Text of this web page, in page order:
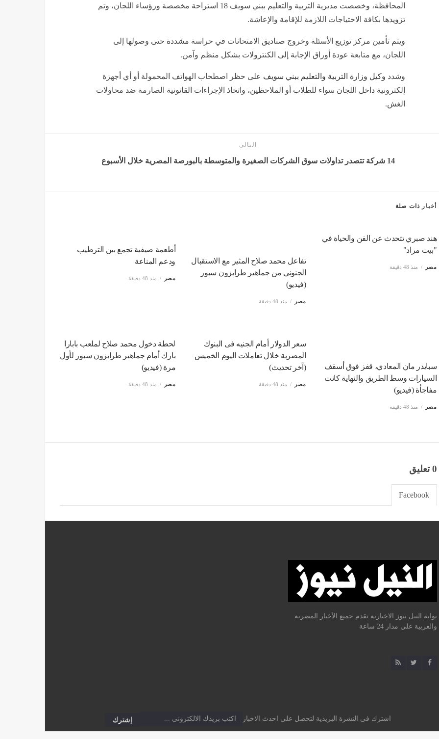
المحافظة، وخصصت مديرية التربية والتعليم ببني سويف 18 استراحة مخصصة ورؤساء اللجان، وتم
تزويدها بكافة الاحتياجات اللازمة للإقامة والإعاشة.
ويتم تأمين مركز توزيع الأسئلة وخروج صناديق الامتحانات في حراسة مشددة حتى وصولها إلى
اللجان، مع متابعة عودة أوراق الإجابة إلى الكنترولات بشكل منظم وآمن.
وشدد وكيل وزارة التربية والتعليم ببني سويف على حظر اصطحاب الهواتف المحمولة أو أي أجهزة
إلكترونية داخل اللجان سواء للطلاب أو الملاحظين، واتخاذ الإجراءات القانونية الصارمة ضد محاولات
الغش.
التالى
14 شركة تتصدر تداولات سوق الشركات الصغيرة والمتوسطة بالبورصة المصرية خلال الأسبوع
أخبار ذات صلة
هند صبري تتحدث عن الفن والحياة في
"بيت مراد"
مصر منذ 48 دقيقة
تفاعل محمد صلاح المثير مع الاستقبال
الجنوني من جماهير طرابزون سبور
(فيديو)
مصر منذ 48 دقيقة
أطعمة صيفية تجمع بين الترطيب
ودعم المناعة
مصر منذ 48 دقيقة
سبايدر مان المعادي، قفز فوق أسقف
السيارات وسط الطريق والنهاية كانت
مفاجأة (فيديو)
مصر منذ 48 دقيقة
سعر الدولار أمام الجنيه فى البنوك
المصرية خلال تعاملات اليوم الخميس
(آخر تحديث)
مصر منذ 48 دقيقة
لحطة دخول محمد صلاح لملعب بابارا
بارك أمام جماهير طرابزون سبور لأول
مرة (فيديو)
مصر منذ 48 دقيقة
0 تعليق
Facebook
بوابة النيل نيوز الاخبارية تقدم جميع الأخبار المصرية
والعربية علي مدار 24 ساعة
اشترك فى النشرة البريدية لتحصل على احدث الاخبار